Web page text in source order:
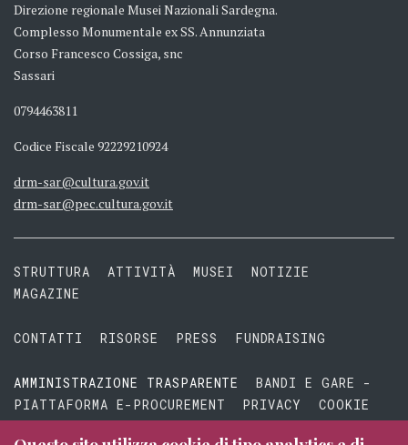
Direzione regionale Musei Nazionali Sardegna.
Complesso Monumentale ex SS. Annunziata
Corso Francesco Cossiga, snc
Sassari
0794463811
Codice Fiscale 92229210924
drm-sar@cultura.gov.it
drm-sar@pec.cultura.gov.it
STRUTTURA ATTIVITÀ MUSEI
NOTIZIE
MAGAZINE
CONTATTI RISORSE PRESS FUNDRAISING
AMMINISTRAZIONE TRASPARENTE
BANDI E GARE -
PIATTAFORMA E-PROCUREMENT
PRIVACY
COOKIE
TERMINI E CONDIZIONI